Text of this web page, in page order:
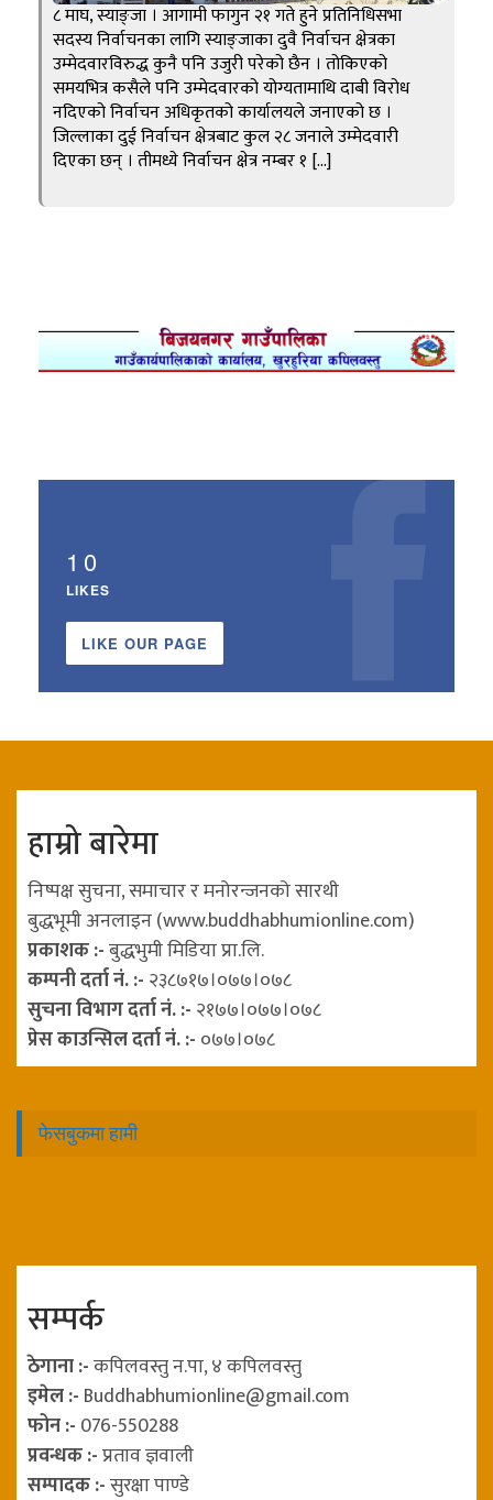
८ माघ, स्याङ्जा । आगामी फागुन २१ गते हुने प्रतिनिधिसभा
सदस्य निर्वाचनका लागि स्याङ्जाका दुवै निर्वाचन क्षेत्रका
उम्मेदवारविरुद्ध कुनै पनि उजुरी परेको छैन । तोकिएको
समयभित्र कसैले पनि उम्मेदवारको योग्यतामाथि दाबी विरोध
नदिएको निर्वाचन अधिकृतको कार्यालयले जनाएको छ ।
जिल्लाका दुई निर्वाचन क्षेत्रबाट कुल २८ जनाले उम्मेदवारी
दिएका छन् । तीमध्ये निर्वाचन क्षेत्र नम्बर १ […]
10
LIKES
LIKE OUR PAGE
हाम्रो बारेमा
निष्पक्ष सुचना, समाचार र मनोरन्जनको सारथी
बुद्धभूमी अनलाइन (www.buddhabhumionline.com)
प्रकाशक :-बुद्धभुमी मिडिया प्रा.लि.
कम्पनी दर्ता नं. :- २३८७१७।०७७।०७८
सुचना विभाग दर्ता नं. :- २१७७।०७७।०७८
प्रेस काउन्सिल दर्ता नं. :- ०७७।०७८
फेसबुकमा हामी
सम्पर्क
ठेगाना :-कपिलवस्तु न.पा, ४ कपिलवस्तु
इमेल :- Buddhabhumionline@gmail.com
फोन :- 076-550288
प्रवन्धक :-प्रताव ज्ञवाली
सम्पादक :-सुरक्षा पाण्डे